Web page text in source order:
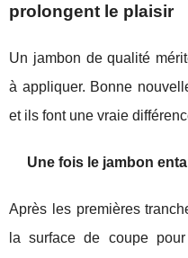
prolongent le plaisir
Un jambon de qualité
à appliquer. Bonne
et ils font une vraie
Une fois le jambon
Après les premières
la surface de coupe